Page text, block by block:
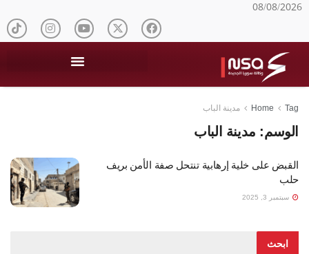
08/08/2026
Home Tag مدينة الباب
الوسم: مدينة الباب
القبض على خلية إرهابية تنتحل صفة الأمن بريف
حلب
سبتمبر 3, 2025
ابحث